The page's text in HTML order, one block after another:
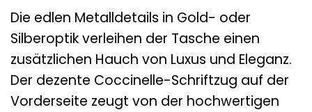
Die edlen Metalldetails in Gold- oder
Silberoptik verleihen der Tasche einen
zusätzlichen Hauch von Luxus und Eleganz.
Der dezente Coccinelle-Schriftzug auf der
Vorderseite zeugt von der hochwertigen